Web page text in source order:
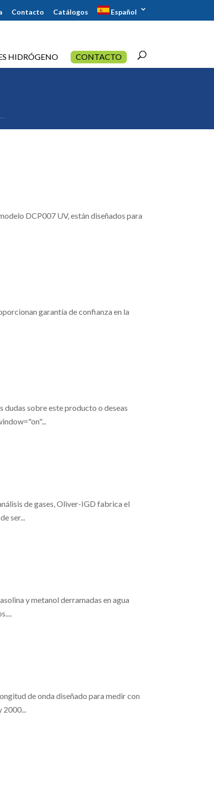
Contacto Catálogos Español
HIDRÓGENO CONTACTO
DCP007 UV, están diseñados para
garantía de confianza en la
sobre este producto o deseas
de gases, Oliver-IGD fabrica el
ser...
y metanol derramadas en agua
de onda diseñado para medir con